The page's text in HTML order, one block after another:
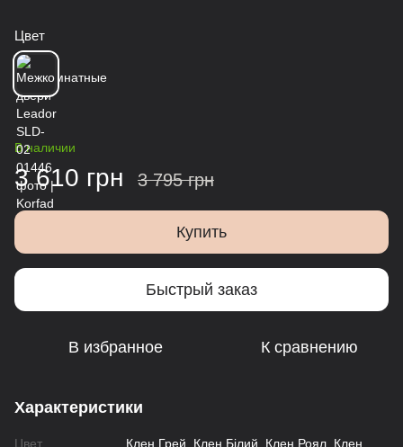
Цвет
В наличии
3 610 грн 3 795 грн
Купить
Быстрый заказ
В избранное К сравнению
Характеристики
Цвет
Клен Грей, Клен Білий, Клен Роял, Клен